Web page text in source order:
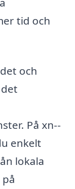
tid och
och
På xn--
enkelt
lokala